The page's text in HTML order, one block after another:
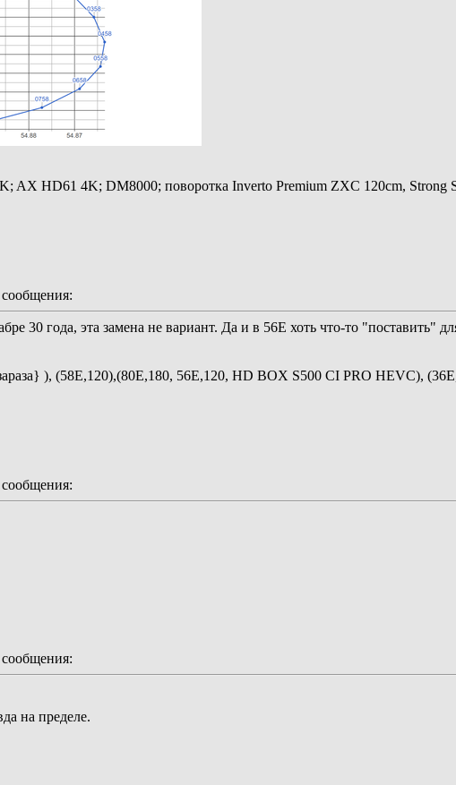
AX HD61 4K; DM8000; поворотка Inverto Premium ZXC 120cm, Strong
сообщения:
30 года, эта замена не вариант. Да и в 56Е хоть что-то "поставить"
), (58E,120),(80Е,180, 56E,120, HD BOX S500 CI PRO HEVC),
сообщения:
сообщения:
на пределе.